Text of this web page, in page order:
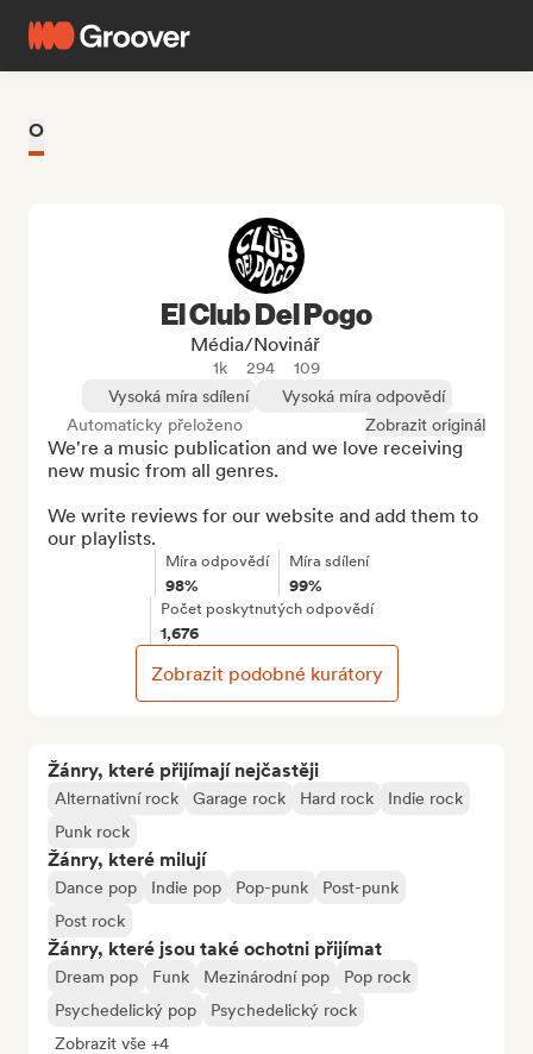
O
Žánry, které přijímají nejčastěji
Alternativní rock Garage rock Hard rock
Indie rock
Punk rock
Žánry, které milují
Dance pop Indie pop Pop-punk
Post-punk
Post rock
Žánry, které jsou také ochotni přijímat
Dream pop Funk Mezinárodní pop
Pop rock
Psychedelický pop
Psychedelický rock
Zobrazit vše +4
El Club Del Pogo
Média/novinář
1k 294
109
Vysoká míra sdílení
Vysoká míra odpovědí
Automaticky přeloženo
Zobrazit originál
We're a music publication and we love receiving
new music from all genres.
We write reviews for our website and add them to
our playlists.
Míra odpovědí
98%
Míra sdílení
99%
Počet poskytnutých odpovědí
1,676
Zobrazit podobné kurátory